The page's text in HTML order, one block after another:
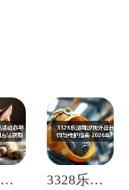
游侠资讯游戏活动参与指南 5个实用方法获 3328乐游网游戏外设选购与维护指南 2